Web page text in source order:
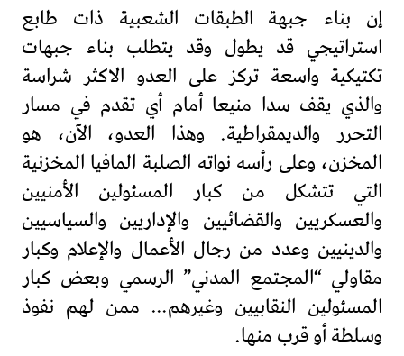
إن بناء جبهة الطبقات الشعبية ذات طابع
استراتيجي قد يطول وقد يتطلب بناء جبهات
تكتيكية واسعة تركز على العدو الاكثر شراسة
والذي يقف سدا منيعا أمام أي تقدم في مسار
التحرر والديمقراطية. وهذا العدو، الآن، هو
المخزن، وعلى رأسه نواته الصلبة المافيا المخزنية
التي تتشكل من كبار المسئولين الأمنيين
والعسكريين والقضائيين والإداريين والسياسيين
والدينيين وعدد من رجال الأعمال والإعلام وكبار
مقاولي “المجتمع المدني” الرسمي وبعض كبار
المسئولين النقابيين وغيرهم… ممن لهم نفوذ
وسلطة أو قرب منها.